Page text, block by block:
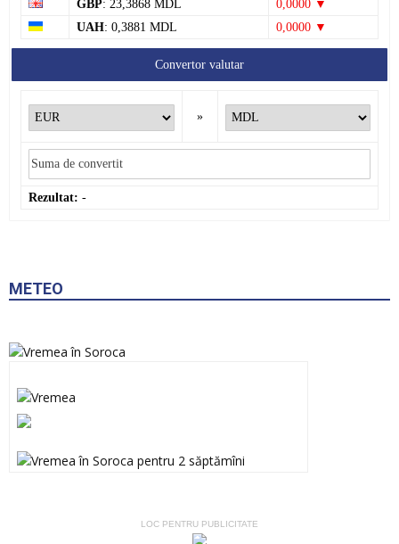
GBP: 23,3868 MDL
0,0000 ▼
UAH: 0,3881 MDL 0,0000 ▼
Convertor valutar
»
Rezultat: -
METEO
LOC PENTRU PUBLICITATE